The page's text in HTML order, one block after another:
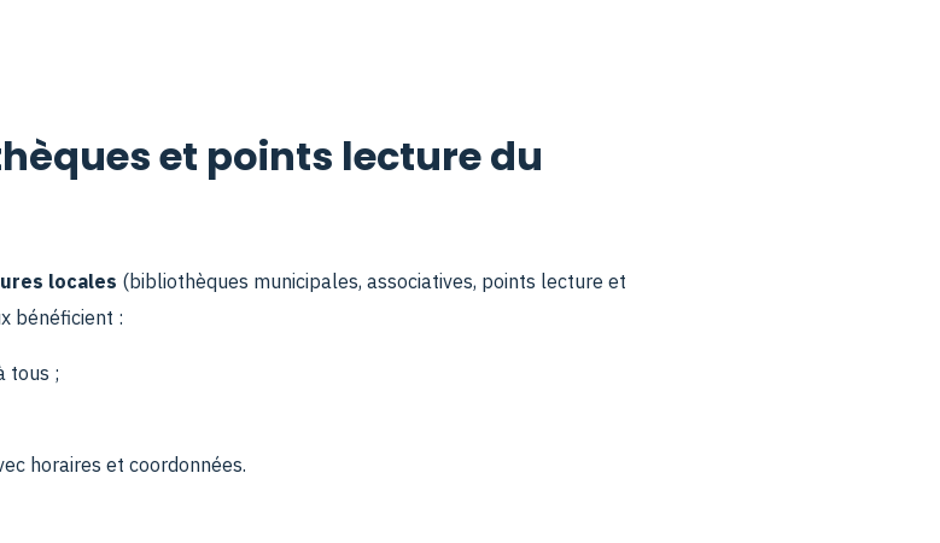
et points lecture du
locales (bibliothèques municipales, associatives, points lecture et
bénéficient :
tous ;
horaires et coordonnées.